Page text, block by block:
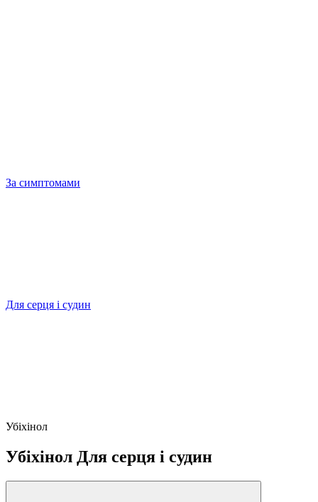
За симптомами
Для серця і судин
Убіхінол
Убіхінол Для серця і судин